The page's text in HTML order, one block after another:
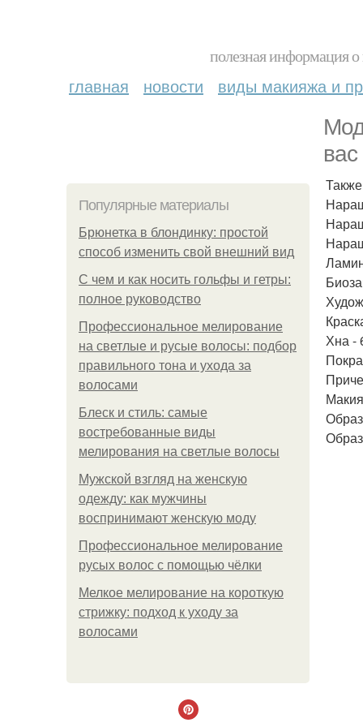
полезная информация
главная новости виды макияжа и
Популярные материалы
Брюнетка в блондинку: простой
способ изменить свой внешний вид
С чем и как носить гольфы и гетры:
полное руководство
Профессиональное мелирование
на светлые и русые волосы: подбор
правильного тона и ухода за
волосами
Блеск и стиль: самые
востребованные виды
мелирования на светлые волосы
Мужской взгляд на женскую
одежду: как мужчины
воспринимают женскую моду
Профессиональное мелирование
русых волос с помощью чёлки
Мелкое мелирование на короткую
стрижку: подход к уходу за
волосами
Также
Хна -